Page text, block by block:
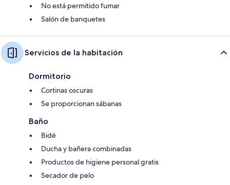
No está permitido fumar
Salón de banquetes
Servicios de la habitación
Dormitorio
Cortinas oscuras
Se proporcionan sábanas
Baño
Bidé
Ducha y bañera combinadas
Productos de higiene personal gratis
Secador de pelo